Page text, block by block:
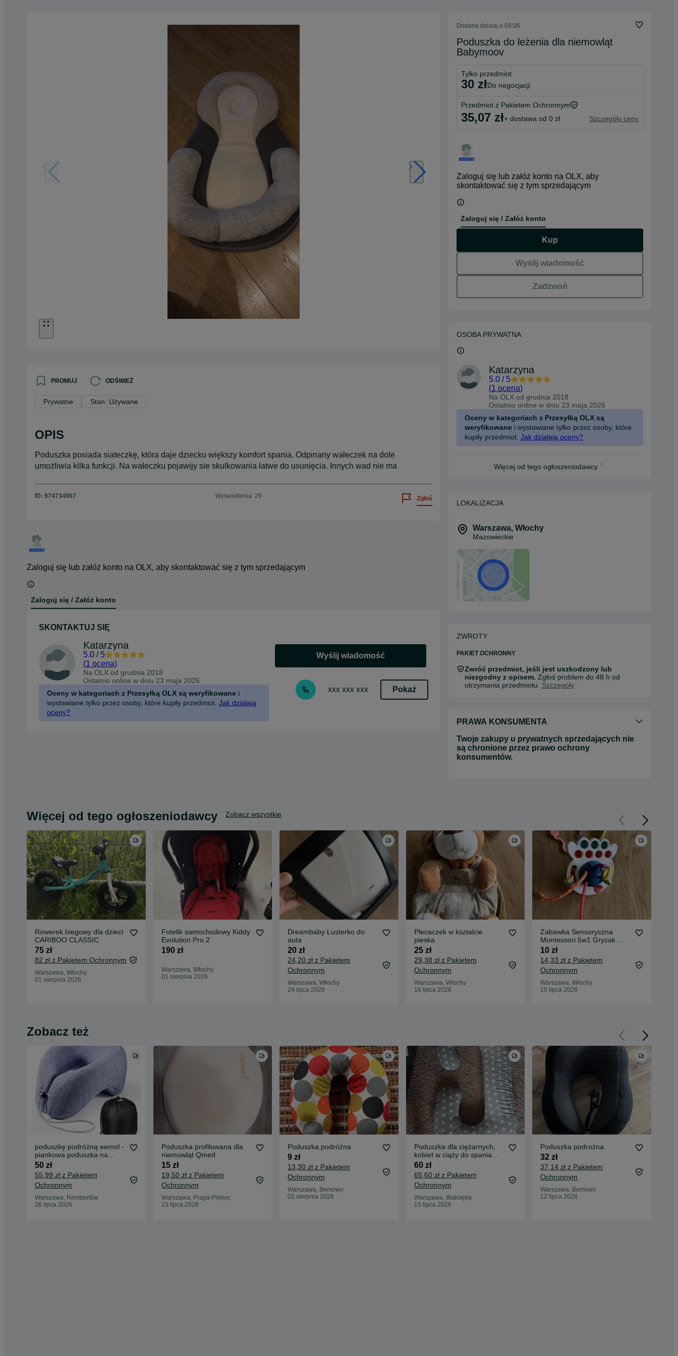
PROMUJ ODŚWIEŻ
Prywatne Stan: Używane
OPIS
Poduszka posiada siateczkę, która daje dziecku większy komfort spania. Odpinany wałeczek na dole
umożliwia kilka funkcji. Na wałeczku pojawijy sie skulkowania łatwe do usunięcia. Innych wad nie ma
ID: 974734967 Wyświetlenia: 29 Zgłoś
Zaloguj się lub załóż konto na OLX, aby skontaktować się z tym sprzedającym
Zaloguj się / Załóż konto
SKONTAKTUJ SIĘ
Katarzyna
5.0 / 5
(1 ocena)
Na OLX od grudnia 2018
Ostatnio online w dniu 23 maja 2026
Oceny w kategoriach z Przesyłką OLX są weryfikowane i
wystawiane tylko przez osoby, które kupiły przedmiot. Jak działają
oceny?
Wyślij wiadomość
xxx xxx xxx Pokaż
Dodane dzisiaj o 09:06
Poduszka do leżenia dla niemowląt
Babymoov
Tylko przedmiot
30 zł do negocjacji
Przedmiot z Pakietem Ochronnym
35,07 zł+ dostawa od 0 zł Szczegóły ceny
Zaloguj się lub załóż konto na OLX, aby
skontaktować się z tym sprzedającym
Zaloguj się / Załóż konto
Kup
Wyślij wiadomość
Zadzwoń
OSOBA PRYWATNA
Katarzyna
5.0 / 5
(1 ocena)
Na OLX od grudnia 2018
Ostatnio online w dniu 23 maja 2026
Oceny w kategoriach z Przesyłką OLX są
weryfikowane i wystawiane tylko przez osoby, które
kupiły przedmiot. Jak działają oceny?
Więcej od tego ogłoszeniodawcy
LOKALIZACJA
Warszawa, Włochy
Mazowieckie
ZWROTY
PAKIET OCHRONNY
Zwróć przedmiot, jeśli jest uszkodzony lub
niezgodny z opisem. Zgłoś problem do 48 h od
otrzymania przedmiotu. Szczegóły
PRAWA KONSUMENTA
Twoje zakupy u prywatnych sprzedających nie
są chronione przez prawo ochrony
konsumentów.
Więcej od tego ogłoszeniodawcy Zobacz wszystkie
Rowerek biegowy dla dzieci
CARIBOO CLASSIC
75 zł
82 zł z Pakietem Ochronnym
Warszawa, Włochy
01 sierpnia 2026
Fotelik samochodowy Kiddy
Evolution Pro 2
190 zł
Warszawa, Włochy
01 sierpnia 2026
Dreambaby Lusterko do
auta
20 zł
24,20 zł z Pakietem
Ochronnym
Warszawa, Włochy
24 lipca 2026
Plecaczek w ksztalcie
pieska
25 zł
29,38 zł z Pakietem
Ochronnym
Warszawa, Włochy
16 lipca 2026
Zabawka Sensoryczna
Montessori 5w1 Gryzak
Ośmiornica Dla Dzieci
Niemowląt
10 zł
14,33 zł z Pakietem
Ochronnym
Warszawa, Włochy
15 lipca 2026
Zobacz też
poduszkę podróżną eemol -
piankowa poduszka na
szyję z pamięcią kształ
50 zł
55,99 zł z Pakietem
Ochronnym
Warszawa, Rembertów
26 lipca 2026
Poduszka profilowana dla
niemowląt Qmed
15 zł
19,50 zł z Pakietem
Ochronnym
Warszawa, Praga-Północ
15 lipca 2026
Poduszka podróżna
9 zł
13,30 zł z Pakietem
Ochronnym
Warszawa, Bemowo
02 sierpnia 2026
Poduszka dla ciężarnych,
kobiet w ciąży do spania
duża
60 zł
65,60 zł z Pakietem
Ochronnym
Warszawa, Białołęka
15 lipca 2026
Poduszka podrożna
32 zł
37,14 zł z Pakietem
Ochronnym
Warszawa, Bemowo
12 lipca 2026